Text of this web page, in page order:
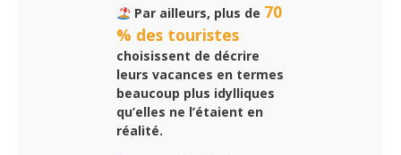
Par ailleurs, plus de 70
% des touristes
choisissent de décrire
leurs vacances en termes
beaucoup plus idylliques
qu’elles ne l’étaient en
réalité.